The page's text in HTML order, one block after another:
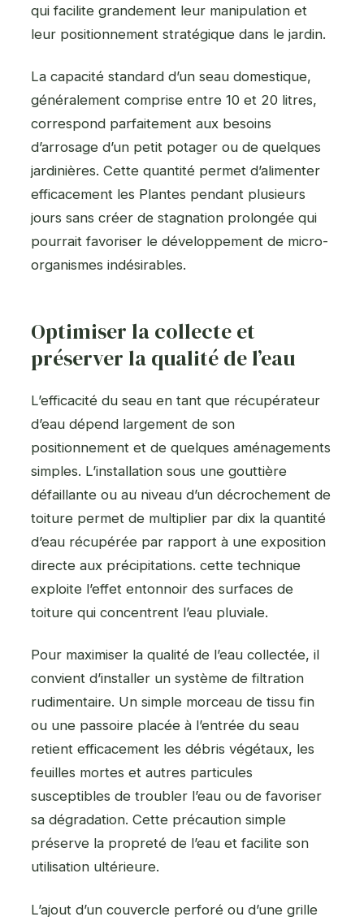
qui facilite grandement leur manipulation et
leur positionnement stratégique dans le jardin.
La capacité standard d’un seau domestique,
généralement comprise entre 10 et 20 litres,
correspond parfaitement aux besoins
d’arrosage d’un petit potager ou de quelques
jardinières. Cette quantité permet d’alimenter
efficacement les Plantes pendant plusieurs
jours sans créer de stagnation prolongée qui
pourrait favoriser le développement de micro-
organismes indésirables.
Optimiser la collecte et
préserver la qualité de l’eau
L’efficacité du seau en tant que récupérateur
d’eau dépend largement de son
positionnement et de quelques aménagements
simples. L’installation sous une gouttière
défaillante ou au niveau d’un décrochement de
toiture permet de multiplier par dix la quantité
d’eau récupérée par rapport à une exposition
directe aux précipitations. cette technique
exploite l’effet entonnoir des surfaces de
toiture qui concentrent l’eau pluviale.
Pour maximiser la qualité de l’eau collectée, il
convient d’installer un système de filtration
rudimentaire. Un simple morceau de tissu fin
ou une passoire placée à l’entrée du seau
retient efficacement les débris végétaux, les
feuilles mortes et autres particules
susceptibles de troubler l’eau ou de favoriser
sa dégradation. Cette précaution simple
préserve la propreté de l’eau et facilite son
utilisation ultérieure.
L’ajout d’un couvercle perforé ou d’une grille